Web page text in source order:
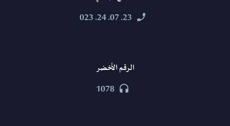


23. 07. 24. 023
الرقم الأخضر


1078